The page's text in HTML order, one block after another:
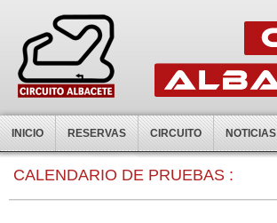
INICIO RESERVAS CIRCUITO NOTICIAS
CALENDARIO DE PRUEBAS :